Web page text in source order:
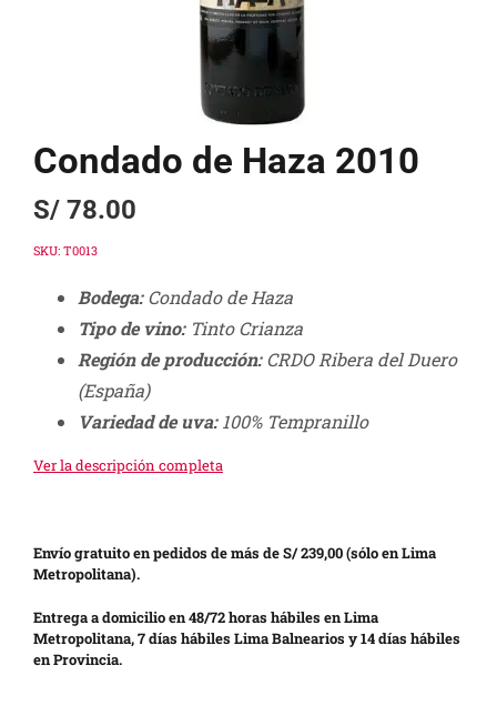
Condado de Haza 2010
S/78.00
SKU: T0013
Bodega:Condado de Haza
Tipo de vino:Tinto Crianza
Región de producción:CRDO Ribera del Duero
(España)
Variedad de uva:100% Tempranillo
Ver la descripción completa
Envío gratuito en pedidos de más de S/ 239,00 (sólo en Lima
Metropolitana).
Entrega a domicilio en 48/72 horas hábiles en Lima
Metropolitana, 7 días hábiles Lima Balnearios y 14 días hábiles
en Provincia.